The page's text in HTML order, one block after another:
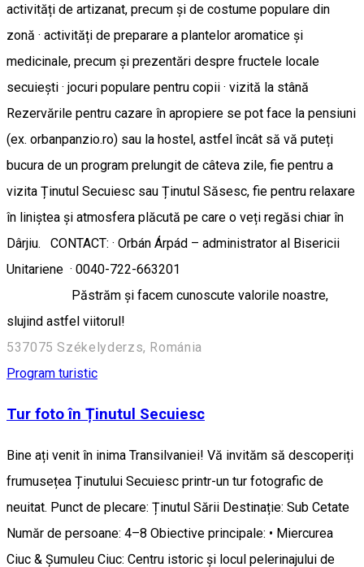
activități de artizanat, precum și de costume populare din
zonă · activități de preparare a plantelor aromatice și
medicinale, precum și prezentări despre fructele locale
secuiești · jocuri populare pentru copii · vizită la stână
Rezervările pentru cazare în apropiere se pot face la pensiuni
(ex. orbanpanzio.ro) sau la hostel, astfel încât să vă puteți
bucura de un program prelungit de câteva zile, fie pentru a
vizita Ținutul Secuiesc sau Ținutul Săsesc, fie pentru relaxare
în liniștea și atmosfera plăcută pe care o veți regăsi chiar în
Dârjiu. CONTACT: · Orbán Árpád – administrator al Bisericii
Unitariene · 0040-722-663201
Păstrăm și facem cunoscute valorile noastre,
slujind astfel viitorul!
537075 Székelyderzs, Románia
Program turistic
Tur foto în Ținutul Secuiesc
Bine ați venit în inima Transilvaniei! Vă invităm să descoperiți
frumusețea Ținutului Secuiesc printr-un tur fotografic de
neuitat. Punct de plecare: Ținutul Sării Destinație: Sub Cetate
Număr de persoane: 4–8 Obiective principale: • Miercurea
Ciuc & Șumuleu Ciuc: Centru istoric și locul pelerinajului de